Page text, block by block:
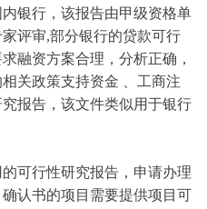
银行，该报告由甲级资格单
评审,部分银行的贷款可行
融资方案合理，分析正确，
关政策支持资金 、工商注
报告，该文件类似用于银行
行性研究报告，申请办理
认书的项目需要提供项目可